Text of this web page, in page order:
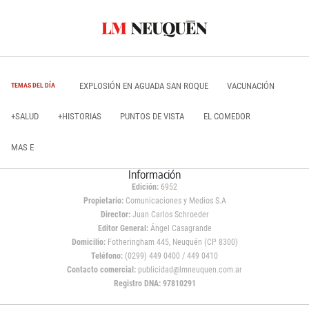
TEMAS DEL DÍA EXPLOSIÓN EN AGUADA SAN ROQUE VACUNACIÓN
+SALUD +HISTORIAS PUNTOS DE VISTA EL COMEDOR
MAS E
Información
Edición: 6952
Propietario:Comunicaciones y Medios S.A
Director: Juan Carlos Schroeder
Editor General:Ángel Casagrande
Domicilio:Fotheringham 445, Neuquén (CP 8300)
Teléfono: (0299) 449 0400 / 449 0410
Contacto comercial: publicidad@lmneuquen.com.ar
Registro DNA: 97810291